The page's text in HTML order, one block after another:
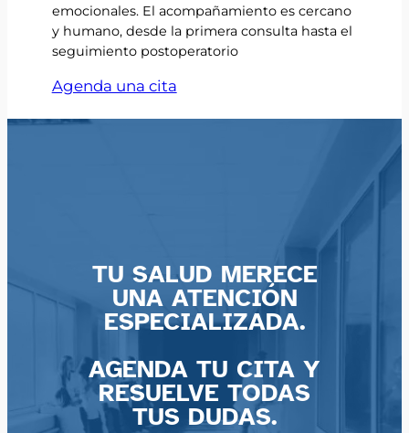
emocionales. El acompañamiento es cercano
y humano, desde la primera consulta hasta el
seguimiento postoperatorio
Agenda una cita
TU SALUD MERECE
UNA ATENCIÓN
ESPECIALIZADA.
AGENDA TU CITA Y
RESUELVE TODAS
TUS DUDAS.